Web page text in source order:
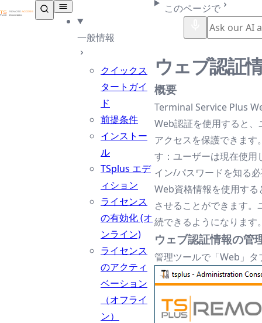
TSplus ドキュメンテーション ®
一般情報
クイックス
タートガイ
ド
前提条件
インストー
ル
TSplus エデ
ィション
ライセンス
の有効化 (オ
ンライン)
ライセンス
のアクティ
ベーション
（オフライ
ン）
このページで
ウェブ認証
概要
Terminal Service Plus
Web認証を使用すると
アクセスを保護できま
す：ユーザーは現在使
イン/パスワードを知る
Web資格情報を使用す
させることができます
続できるようになります
ウェブ認証情報の管
管理ツールで「Web」